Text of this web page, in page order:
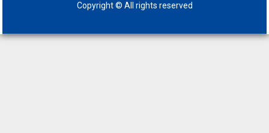
Copyright © All rights reserved